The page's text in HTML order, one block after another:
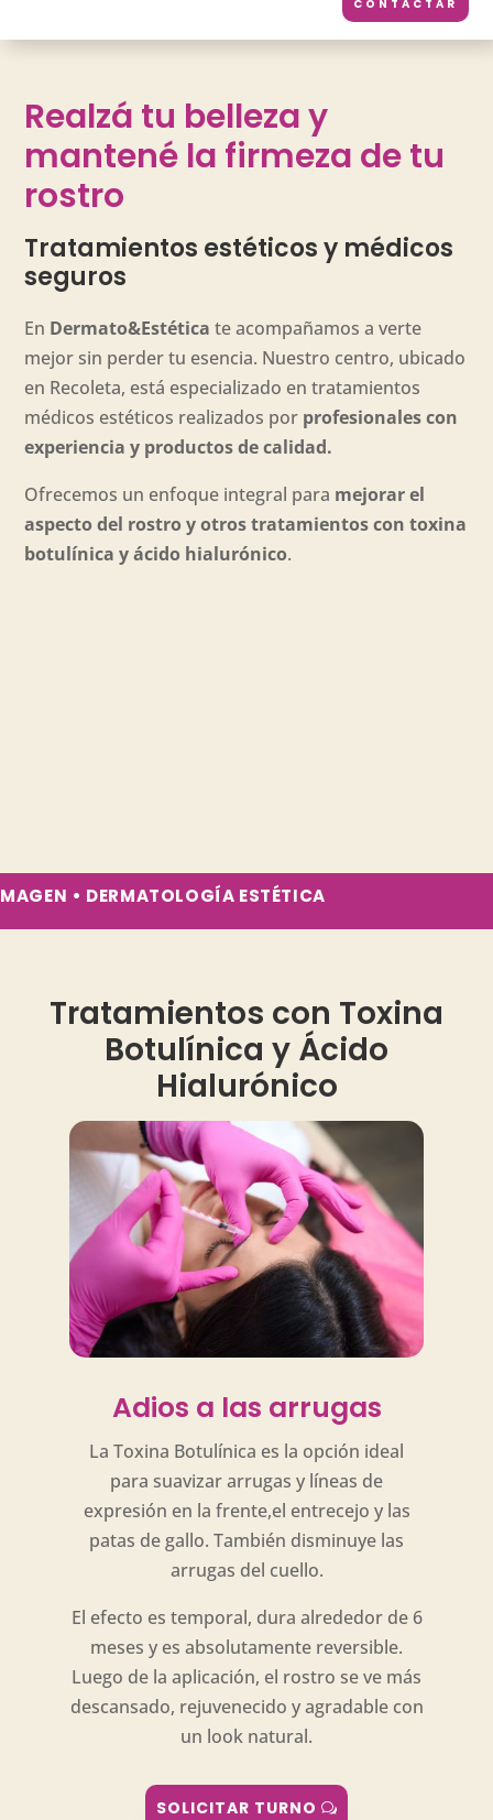
CONTACTAR
Realzá tu belleza y
mantené la firmeza de tu
rostro
Tratamientos estéticos y médicos
seguros
En Dermato&Estética te acompañamos a verte
mejor sin perder tu esencia. Nuestro centro, ubicado
en Recoleta, está especializado en tratamientos
médicos estéticos realizados por profesionales con
experiencia y productos de calidad.
Ofrecemos un enfoque integral para mejorar el
aspecto del rostro y otros tratamientos con toxina
botulínica y ácido hialurónico.
• DERMATOLOGÍA ESTÉTICA
Tratamientos con Toxina
Botulínica y Ácido
Hialurónico
Adios a las arrugas
La Toxina Botulínica es la opción ideal
para suavizar arrugas y líneas de
expresión en la frente,el entrecejo y las
patas de gallo. También disminuye las
arrugas del cuello.
El efecto es temporal, dura alrededor de 6
meses y es absolutamente reversible.
Luego de la aplicación, el rostro se ve más
descansado, rejuvenecido y agradable con
un look natural.
SOLICITAR TURNO